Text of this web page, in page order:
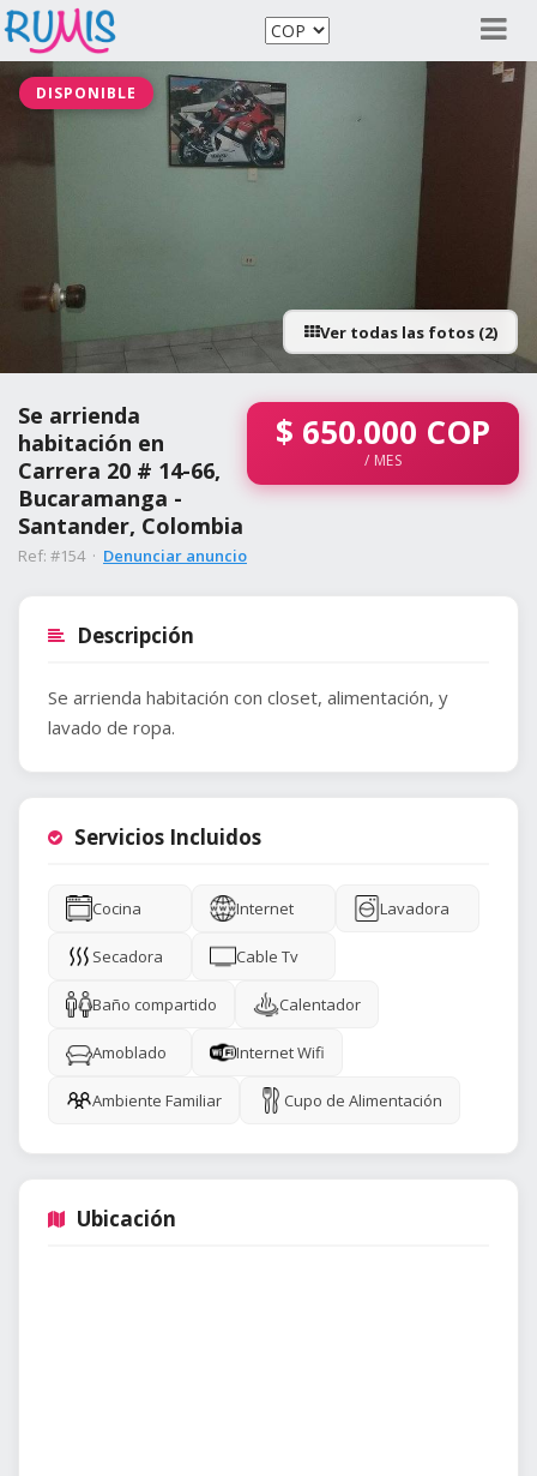
DISPONIBLE
Ver todas las fotos (2)
Se arrienda
habitación en
Carrera 20 # 14-66,
Bucaramanga -
Santander, Colombia
Ref: #154 · Denunciar anuncio
$ 650.000 COP
/ MES
Descripción
Se arrienda habitación con closet, alimentación, y
lavado de ropa.
Servicios Incluidos
Cocina Internet Lavadora
Secadora Cable Tv
Baño compartido Calentador
Amoblado Internet Wifi
Ambiente Familiar Cupo de Alimentación
Ubicación